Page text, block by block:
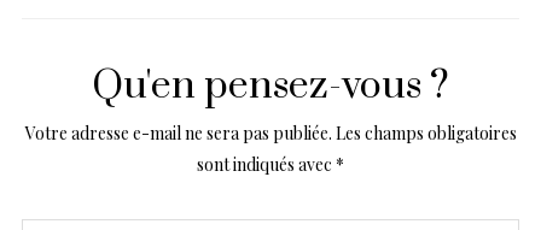
Qu'en pensez-vous ?
Votre adresse e-mail ne sera pas publiée. Les champs obligatoires
sont indiqués avec *